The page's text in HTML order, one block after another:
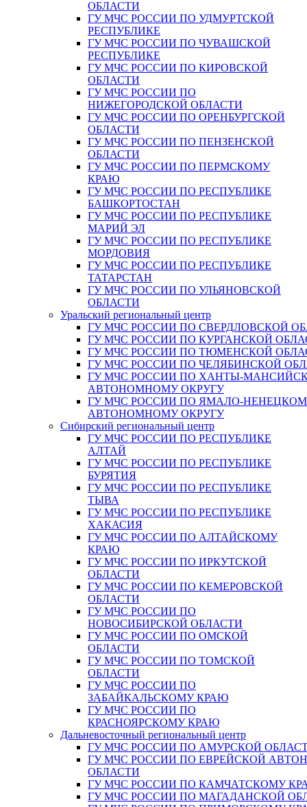
ОБЛАСТИ
ГУ МЧС РОССИИ ПО УДМУРТСКОЙ
РЕСПУБЛИКЕ
ГУ МЧС РОССИИ ПО ЧУВАШСКОЙ
РЕСПУБЛИКЕ
ГУ МЧС РОССИИ ПО КИРОВСКОЙ
ОБЛАСТИ
ГУ МЧС РОССИИ ПО
НИЖЕГОРОДСКОЙ ОБЛАСТИ
ГУ МЧС РОССИИ ПО ОРЕНБУРГСКОЙ
ОБЛАСТИ
ГУ МЧС РОССИИ ПО ПЕНЗЕНСКОЙ
ОБЛАСТИ
ГУ МЧС РОССИИ ПО ПЕРМСКОМУ
КРАЮ
ГУ МЧС РОССИИ ПО РЕСПУБЛИКЕ
БАШКОРТОСТАН
ГУ МЧС РОССИИ ПО РЕСПУБЛИКЕ
МАРИЙ ЭЛ
ГУ МЧС РОССИИ ПО РЕСПУБЛИКЕ
МОРДОВИЯ
ГУ МЧС РОССИИ ПО РЕСПУБЛИКЕ
ТАТАРСТАН
ГУ МЧС РОССИИ ПО УЛЬЯНОВСКОЙ
ОБЛАСТИ
Уральский региональный центр
ГУ МЧС РОССИИ ПО СВЕРДЛОВСКОЙ
ГУ МЧС РОССИИ ПО КУРГАНСКОЙ
ГУ МЧС РОССИИ ПО ТЮМЕНСКОЙ
ГУ МЧС РОССИИ ПО ЧЕЛЯБИНСКОЙ
ГУ МЧС РОССИИ ПО ХАНТЫ-
АВТОНОМНОМУ ОКРУГУ
ГУ МЧС РОССИИ ПО ЯМАЛО-
АВТОНОМНОМУ ОКРУГУ
Сибирский региональный центр
ГУ МЧС РОССИИ ПО РЕСПУБЛИКЕ
АЛТАЙ
ГУ МЧС РОССИИ ПО РЕСПУБЛИКЕ
БУРЯТИЯ
ГУ МЧС РОССИИ ПО РЕСПУБЛИКЕ
ТЫВА
ГУ МЧС РОССИИ ПО РЕСПУБЛИКЕ
ХАКАСИЯ
ГУ МЧС РОССИИ ПО АЛТАЙСКОМУ
КРАЮ
ГУ МЧС РОССИИ ПО ИРКУТСКОЙ
ОБЛАСТИ
ГУ МЧС РОССИИ ПО КЕМЕРОВСКОЙ
ОБЛАСТИ
ГУ МЧС РОССИИ ПО
НОВОСИБИРСКОЙ ОБЛАСТИ
ГУ МЧС РОССИИ ПО ОМСКОЙ
ОБЛАСТИ
ГУ МЧС РОССИИ ПО ТОМСКОЙ
ОБЛАСТИ
ГУ МЧС РОССИИ ПО
ЗАБАЙКАЛЬСКОМУ КРАЮ
ГУ МЧС РОССИИ ПО
КРАСНОЯРСКОМУ КРАЮ
Дальневосточный региональный центр
ГУ МЧС РОССИИ ПО АМУРСКОЙ
ГУ МЧС РОССИИ ПО ЕВРЕЙСКОЙ
ОБЛАСТИ
ГУ МЧС РОССИИ ПО КАМЧАТСКОМУ
ГУ МЧС РОССИИ ПО МАГАДАНСКОЙ